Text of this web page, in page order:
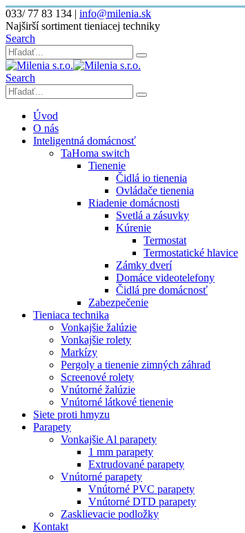
033/ 77 83 134 | info@milenia.sk
Najširší sortiment tieniacej techniky
Search
Search
Úvod
O nás
Inteligentná domácnosť
TaHoma switch
Tienenie
Čidlá io tienenia
Ovládače tienenia
Riadenie domácnosti
Svetlá a zásuvky
Kúrenie
Termostat
Termostatické hlavice
Zámky dverí
Domáce videotelefony
Čidlá pre domácnosť
Zabezpečenie
Tieniaca technika
Vonkajšie žalúzie
Vonkajšie rolety
Markízy
Pergoly a tienenie zimných záhrad
Screenové rolety
Vnútorné žalúzie
Vnútorné látkové tienenie
Siete proti hmyzu
Parapety
Vonkajšie Al parapety
1 mm parapety
Extrudované parapety
Vnútorné parapety
Vnútorné PVC parapety
Vnútorné DTD parapety
Zasklievacie podložky
Kontakt